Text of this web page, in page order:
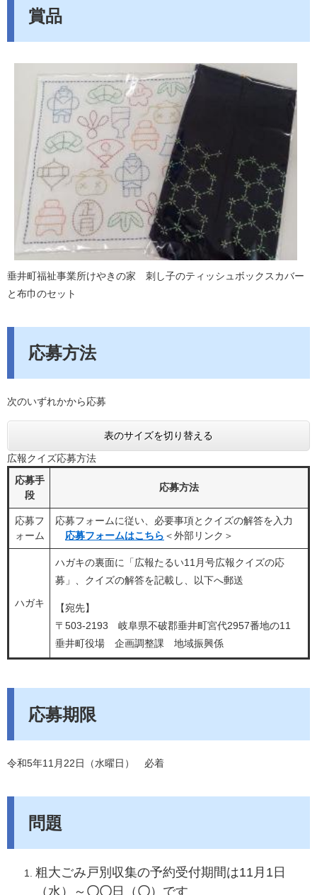
賞品
垂井町福祉事業所けやきの家 刺し子のティッシュボックスカバー
と布巾のセット
応募方法
次のいずれかから応募
表のサイズを切り替える
広報クイズ応募方法
応募手
段
応募方法
応募フ
ォーム
応募フォームに従い、必要事項とクイズの解答を入力
応募フォームはこちら ＜外部リンク＞
ハガキ
ハガキの裏面に「広報たるい11月号広報クイズの応
募」、クイズの解答を記載し、以下へ郵送
【宛先】
〒503-2193 岐阜県不破郡垂井町宮代2957番地の11
垂井町役場 企画調整課 地域振興係
応募期限
令和5年11月22日（水曜日） 必着
問題
​粗大ごみ戸別収集の予約受付期間は11月1日
（水）～ 〇〇日（ 〇）です​